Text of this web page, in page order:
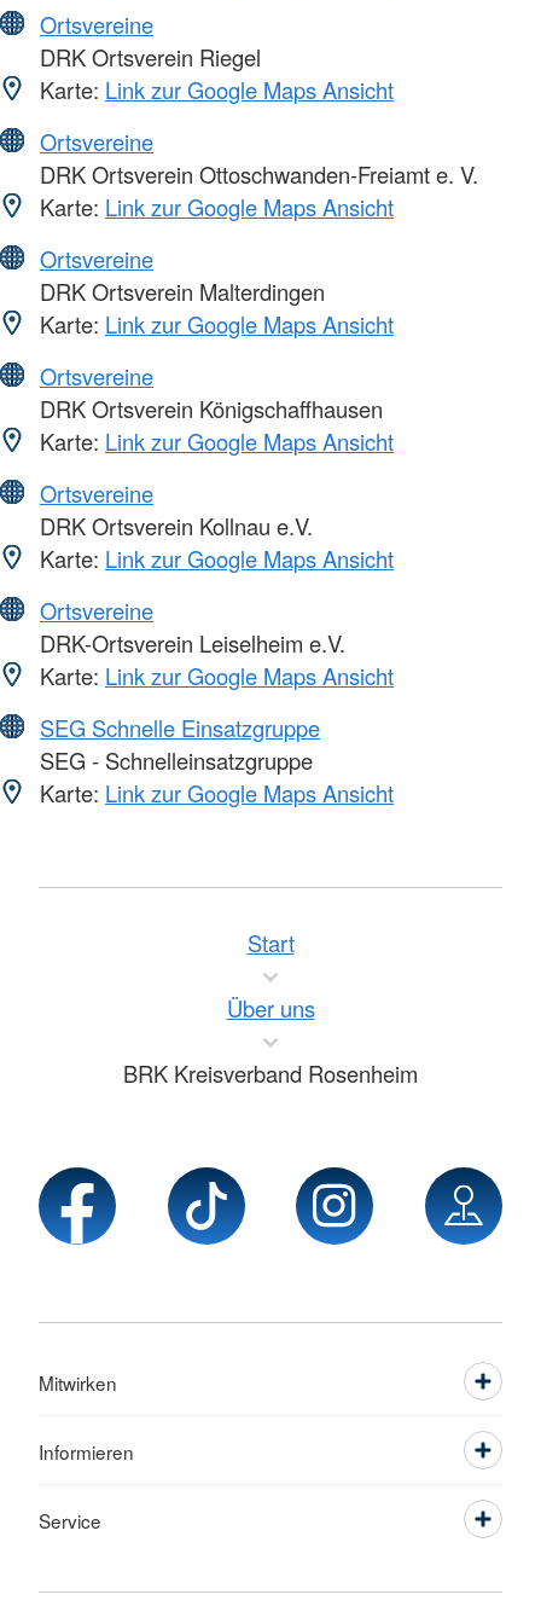
Ortsvereine
DRK Ortsverein Riegel
Karte: Link zur Google Maps Ansicht
Ortsvereine
DRK Ortsverein Ottoschwanden-Freiamt e. V.
Karte: Link zur Google Maps Ansicht
Ortsvereine
DRK Ortsverein Malterdingen
Karte: Link zur Google Maps Ansicht
Ortsvereine
DRK Ortsverein Königschaffhausen
Karte: Link zur Google Maps Ansicht
Ortsvereine
DRK Ortsverein Kollnau e.V.
Karte: Link zur Google Maps Ansicht
Ortsvereine
DRK-Ortsverein Leiselheim e.V.
Karte: Link zur Google Maps Ansicht
SEG Schnelle Einsatzgruppe
SEG - Schnelleinsatzgruppe
Karte: Link zur Google Maps Ansicht
Start
Über uns
BRK Kreisverband Rosenheim
Mitwirken
Informieren
Service